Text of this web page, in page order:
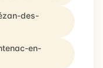
des-
en-